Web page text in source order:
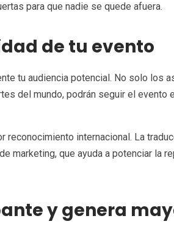
para que nadie se quede afuera.
de tu evento
tu audiencia potencial. No solo los
del mundo, podrán seguir el evento
internacional. La
marketing, que ayuda a potenciar la
y genera